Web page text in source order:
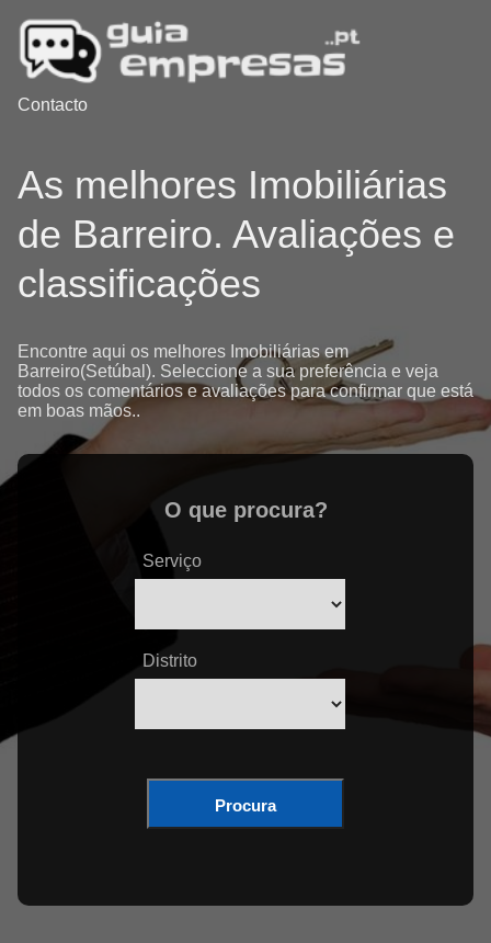
Contacto
As melhores Imobiliárias
de Barreiro. Avaliações e
classificações
Encontre aqui os melhores Imobiliárias em
Barreiro(Setúbal). Seleccione a sua preferência e veja
todos os comentários e avaliações para confirmar que está
em boas mãos..
O que procura?
Serviço
Distrito
Procura